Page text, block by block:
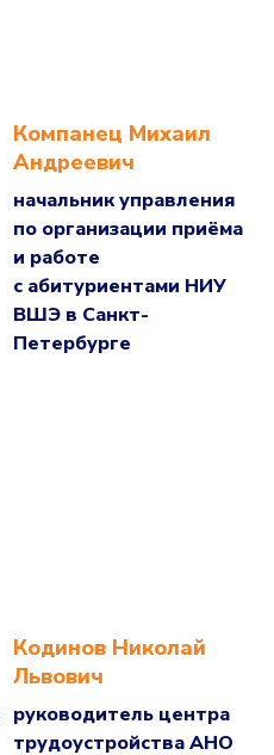
Компанец Михаил
Андреевич
начальник управления
по организации приёма
и работе
с абитуриентами НИУ
ВШЭ в Санкт-
Петербурге
Кодинов Николай
Львович
руководитель центра
трудоустройства АНО